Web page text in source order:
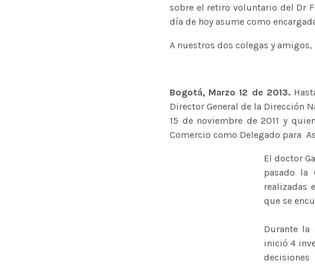
sobre el retiro voluntario del Dr
día de hoy asume como
A nuestros dos colegas y
Bogotá, Marzo 12 de 2013.
Director General de la Dirección
15 de noviembre de 2011 y
Comercio como Delegado para
El doctor
pasado la
realizadas
que se
Durante la
inició 4
decisiones